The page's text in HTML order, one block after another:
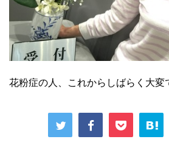
花粉症の人、これからしばらく大変